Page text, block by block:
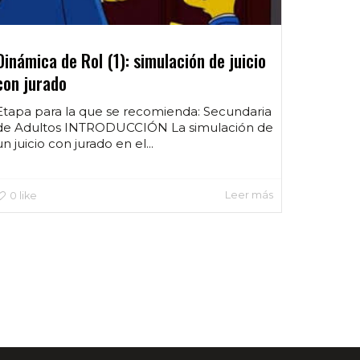
de Rol (1): simulación de juicio
jurado
para la que se recomienda: Secundaria
Adultos INTRODUCCIÓN La simulación de
juicio con jurado en el...
0 like Leer más